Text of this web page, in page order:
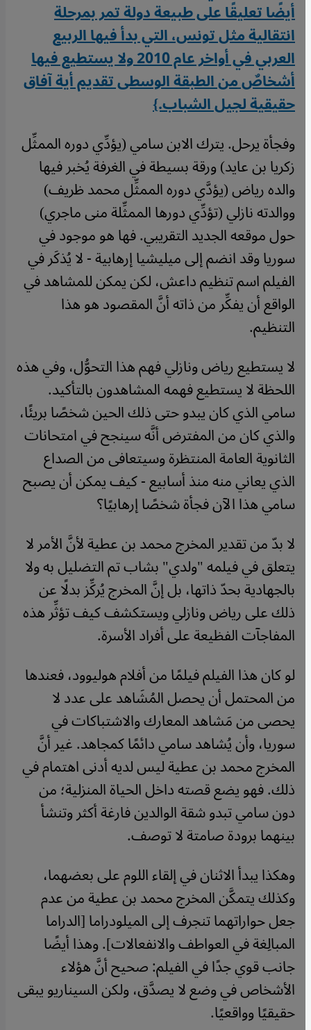
أيضًا تعليقًا على طبيعة دولة تمر بمرحلة
انتقالية مثل تونس، التي بدأ فيها الربيع
العربي في أواخر عام 2010 ولا يستطيع فيها
أشخاصٌ من الطبقة الوسطى تقديم أية آفاق
حقيقية لجيل الشباب.}
وفجأة يرحل. يترك الابن سامي (يؤدِّي دوره الممثِّل
زكريا بن عايد) ورقة بسيطة في الغرفة يُخبر فيها
والده رياض (يؤدَّي دوره الممثِّل محمد ظريف)
ووالدته نازلي (تؤدِّي دورها الممثِّلة منى ماجري)
حول موقعه الجديد التقريبي. فها هو موجود في
سوريا وقد انضم إلى ميليشيا إرهابية - لا يُذكَر في
الفيلم اسم تنظيم داعش، لكن يمكن للمشاهد في
الواقع أن يفكِّر من ذاته أنَّ المقصود هو هذا
التنظيم.
لا يستطيع رياض ونازلي فهم هذا التحوُّل، وفي هذه
اللحظة لا يستطيع فهمه المشاهدون بالتأكيد.
سامي الذي كان يبدو حتى ذلك الحين شخصًا بريئًا،
والذي كان من المفترض أنَّه سينجح في امتحانات
الثانوية العامة المنتظرة وسيتعافى من الصداع
الذي يعاني منه منذ أسابيع - كيف يمكن أن يصبح
سامي هذا الآن فجأة شخصًا إرهابيًا؟
لا بدّ من تقدير المخرج محمد بن عطية لأنَّ الأمر لا
يتعلق في فيلمه "ولدي" بشاب تم التضليل به ولا
بالجهادية بحدّ ذاتها، بل إنَّ المخرج يُركِّز بدلًا عن
ذلك على رياض ونازلي ويستكشف كيف تؤثِّر هذه
المفاجآت الفظيعة على أفراد الأسرة.
لو كان هذا الفيلم فيلمًا من أفلام هوليوود، فعندها
من المحتمل أن يحصل المُشَاهد على عدد لا
يحصى من مَشاهد المعارك والاشتباكات في
سوريا، وأن يُشاهد سامي دائمًا كمجاهد. غير أنَّ
المخرج محمد بن عطية ليس لديه أدنى اهتمام في
ذلك. فهو يضع قصته داخل الحياة المنزلية؛ من
دون سامي تبدو شقة الوالدين فارغة أكثر وتنشأ
بينهما برودة صامتة لا توصف.
وهكذا يبدأ الاثنان في إلقاء اللوم على بعضهما،
وكذلك يتمكَّن المخرج محمد بن عطية من عدم
جعل حواراتهما تنجرف إلى الميلودراما [الدراما
المبالِغة في العواطف والانفعالات]. وهذا أيضًا
جانب قوي جدًا في الفيلم: صحيح أنَّ هؤلاء
الأشخاص في وضع لا يصدَّق، ولكن السيناريو يبقى
حقيقيًا وواقعيًا.